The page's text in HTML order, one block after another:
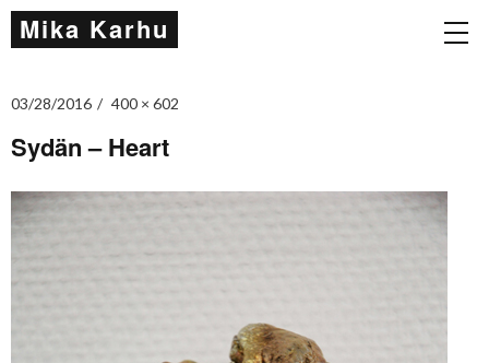
Mika Karhu
03/28/2016 400 × 602
Sydän – Heart